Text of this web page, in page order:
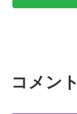
コメント